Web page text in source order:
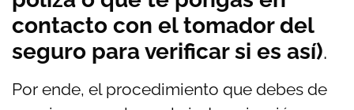
contacto con el tomador del
seguro para verificar si es así).
Por ende, el procedimiento que debes de